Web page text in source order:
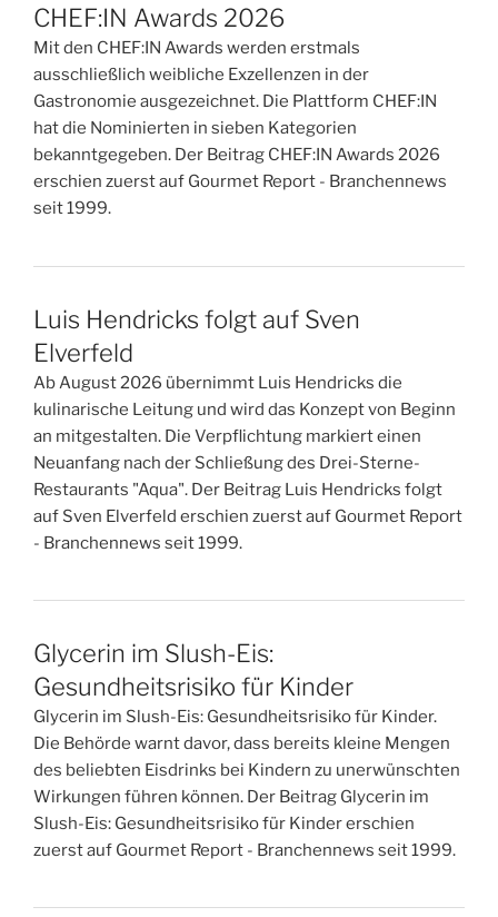
CHEF:IN Awards 2026
Mit den CHEF:IN Awards werden erstmals
ausschließlich weibliche Exzellenzen in der
Gastronomie ausgezeichnet. Die Plattform CHEF:IN
hat die Nominierten in sieben Kategorien
bekanntgegeben. Der Beitrag CHEF:IN Awards 2026
erschien zuerst auf Gourmet Report - Branchennews
seit 1999.
Luis Hendricks folgt auf Sven
Elverfeld
Ab August 2026 übernimmt Luis Hendricks die
kulinarische Leitung und wird das Konzept von Beginn
an mitgestalten. Die Verpflichtung markiert einen
Neuanfang nach der Schließung des Drei-Sterne-
Restaurants "Aqua". Der Beitrag Luis Hendricks folgt
auf Sven Elverfeld erschien zuerst auf Gourmet Report
- Branchennews seit 1999.
Glycerin im Slush-Eis:
Gesundheitsrisiko für Kinder
Glycerin im Slush-Eis: Gesundheitsrisiko für Kinder.
Die Behörde warnt davor, dass bereits kleine Mengen
des beliebten Eisdrinks bei Kindern zu unerwünschten
Wirkungen führen können. Der Beitrag Glycerin im
Slush-Eis: Gesundheitsrisiko für Kinder erschien
zuerst auf Gourmet Report - Branchennews seit 1999.